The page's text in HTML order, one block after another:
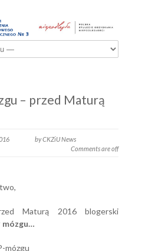
– przed Maturą
by CKZiU News
Comments are off
Maturą 2016 blogerski
mózgu…